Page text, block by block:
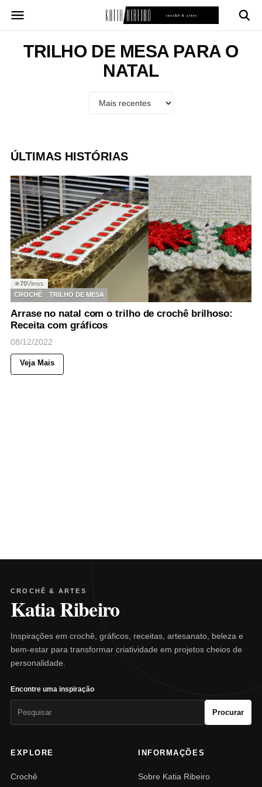
para
conteúdoTRILHO DE MESA PARA O
NATAL
ÚLTIMAS HISTÓRIAS
◉70Views
CROCHÊ
TRILHO DE MESA
Arrase no natal com o trilho de crochê brilhoso:
Receita com gráficos
08/12/2022
Veja Mais
CROCHÊ & ARTES
Katia Ribeiro
Inspirações em crochê, gráficos, receitas, artesanato, beleza e
bem-estar para transformar criatividade em projetos cheios de
personalidade.
Encontre uma inspiração
Procurar
EXPLORE
Crochê
INFORMAÇÕES
Sobre Katia Ribeiro